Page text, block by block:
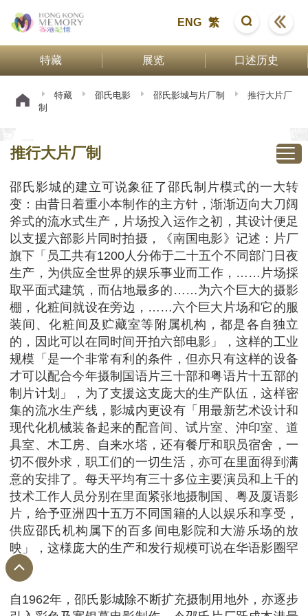
ENG 繁
特藏 展览 口述历史
特藏 邵氏电影 邵氏影城与片厂制
推行大片厂
制
推行大片厂制
邵氏影城的建立可说象征了邵氏制片模式的一大转
变：由昔日着重小本制作的主方针，渐渐迈向大刀阔
斧式的流水式生产，片场投入运作之初，其设计便足
以支援六部影片同时拍摄，《南国电影》记述：片厂
旗下「员工共有1200人分佈于二十五个不同部门日夜
生产，为供应全世界的娱乐事业而工作，……片场採
取平面式建筑，而佔地最多的……为六个巨大的摄影
棚，化粧间就设在旁边，……六个巨大片场和它的服
装间、化粧间及贮藏室等附属机构，都是各自独立
的，因此可以在同时间开拍六部电影」，这样的工业
规模「是一个非常有利的条件，但亦只有这样的设备
才可以配合今年摄制国语片三十部和粤语片十五部的
制片计划」，为了支援这支庞大的生产队伍，这样密
集的流水生产线，影城内更设有「用最新艺术设计和
现代化机械装备起来的配音间、试片室、沖印室、道
具室、木工房、自来水塔，还有餐厅和职员宿舍，一
切不假外求，职工们的一切生活，亦可在里面得到满
意的安排了。每天平均有三十多位主要演员和上千的
技术工作人员分别在里面紧张地摄制国、粤及厦语影
片，给予亚洲四十五万不同国籍的人以娱乐和享受，
供应邵氏机构属下的百多间电影院和大游乐场的放
映」，这様庞大的生产和发行规模可说在华语影圈罕
见。
自1962年，邵氏影城除不断扩充摄制用地外，亦逐步